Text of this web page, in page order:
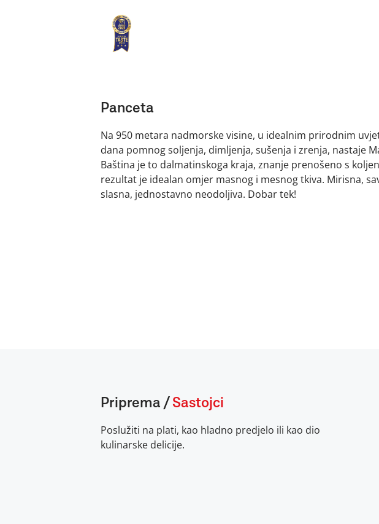
Panceta
Na 950 metara nadmorske visine, u idealnim prirodnim
dana pomnog soljenja, dimljenja, sušenja i zrenja, nastaje
Baština je to dalmatinskoga kraja, znanje prenošeno s
rezultat je idealan omjer masnog i mesnog tkiva. Mirisna,
slasna, jednostavno neodoljiva. Dobar tek!
Priprema / Sastojci
Poslužiti na plati, kao hladno predjelo ili kao dio
kulinarske delicije.